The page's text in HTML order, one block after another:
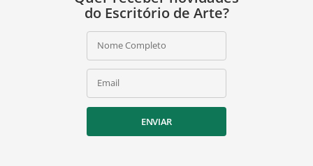
do Escritório de Arte?
Nome Completo
Email
ENVIAR